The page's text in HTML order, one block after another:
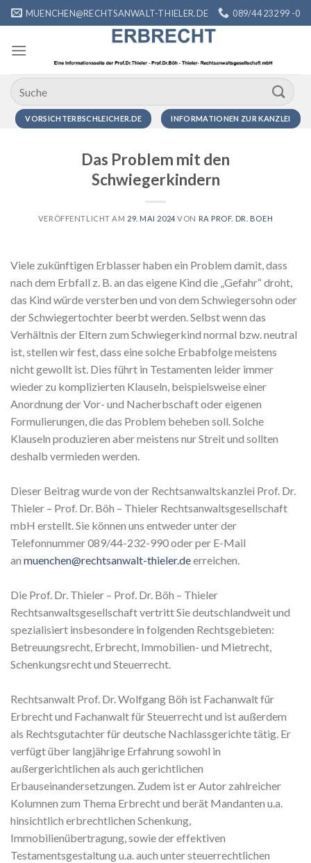
Zum
Inhalt
springen
MUENCHEN@RECHTSANWALT-THIELER.DE 089/44 232 99 -0
VORSICHTERBSCHLEICHER.DE INFORMATIONEN ZUR KANZLEI
Das Problem mit den
Schwiegerkindern
VERÖFFENTLICHT AM 29. MAI 2024 VON RA PROF. DR. BOEH
Viele zukünftigen Erblasser haben ein Problem damit, dass
nach dem Erbfall z. B. an das eigene Kind die „Gefahr“ droht,
das Kind würde versterben und von dem Schwiegersohn oder
der Schwiegertochter beerbt werden. Selbst wenn das
Verhältnis der Eltern zum Schwiegerkind normal bzw. neutral
ist, stellen wir fest, dass eine solche Erbabfolge meistens
nicht gewollt ist. Dies führt in Testamenten leider immer
wieder zu komplizierten Klauseln, beispielsweise einer
Anordnung der Vor- und Nacherbschaft oder eigenen
Formulierungen, die das Problem beheben soll. Solche
Klauseln produzieren aber meistens nur Streit und sollten
deshalb vermieden werden.
Dieser Beitrag wurde von der Rechtsanwaltskanzlei Prof. Dr.
Thieler – Prof. Dr. Böh – Thieler Rechtsanwaltsgesellschaft
mbH erstellt. Sie können uns entweder unter der
Telefonnummer 089/44-232-990 oder per E-Mail
an muenchen@rechtsanwalt-thieler.deerreichen.
Die Prof. Dr. Thieler – Prof. Dr. Böh – Thieler
Rechtsanwaltsgesellschaft vertritt Sie deutschlandweit und
spezialisiert insbesondere in folgenden Rechtsgebieten:
Betreuungsrecht, Erbrecht, Immobilien- und Mietrecht,
Schenkungsrecht und Steuerrecht.
Rechtsanwalt Prof. Dr. Wolfgang Böh ist Fachanwalt für
Erbrecht und Fachanwalt für Steuerrecht und ist außerdem
als Rechtsgutachter für deutsche Nachlassgerichte tätig. Er
verfügt über langjährige Erfahrung sowohl in
außergerichtlichen als auch gerichtlichen
Erbauseinandersetzungen. Zudem ist er Autor zahlreicher
Kolumnen zum Thema Erbrecht und berät Mandanten u.a.
hinsichtlich erbrechtlichen Schenkung,
Immobilienübertragung, sowie der effektiven
Testamentsgestaltung u.a. auch unter steuerrechtlichen